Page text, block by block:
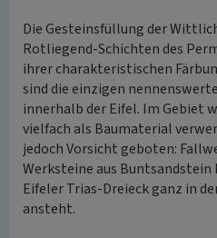
Die Gesteinsfüllung der
Rotliegend-Schichten des
ihrer charakteristischen
sind die einzigen
innerhalb der Eifel. Im Gebiet
vielfach als Baumaterial
jedoch Vorsicht geboten:
Werksteine aus Buntsandstein
Eifeler Trias-Dreieck ganz in
ansteht.